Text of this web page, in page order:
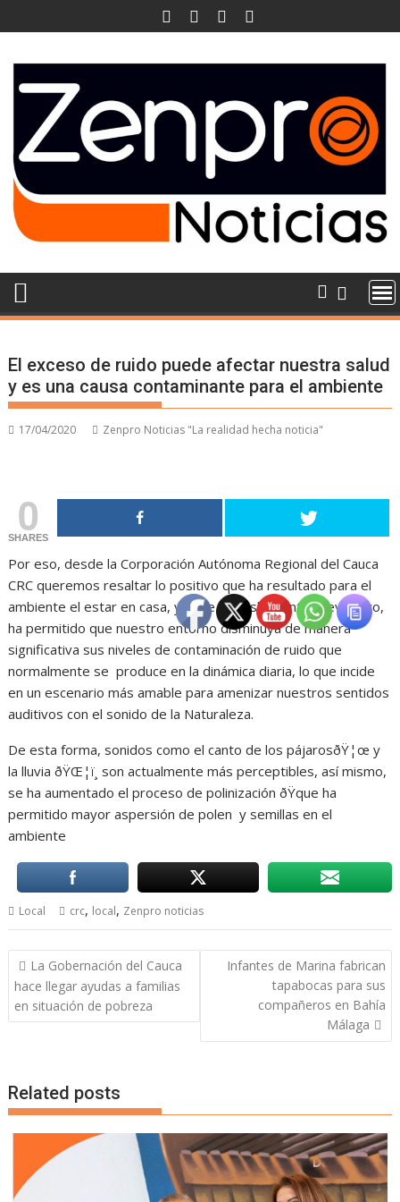
to
El exceso de ruido puede afectar nuestra salud
y es una causa contaminante para el ambiente
17/04/2020 Zenpro Noticias "La realidad hecha noticia"
0
SHARES
Por eso, desde la Corporación Autónoma Regional del Cauca
CRC queremos resaltar lo positivo que ha resultado para el
ambiente el estar en casa, ya que el aislamiento preventivo,
ha permitido que nuestro entorno disminuya de manera
significativa sus niveles de contaminación de ruido que
normalmente se produce en la dinámica diaria, lo que incide
en un escenario más amable para amenizar nuestros sentidos
auditivos con el sonido de la Naturaleza.
De esta forma, sonidos como el canto de los pájarosðŸ¦œ y
la lluvia ðŸŒ¦ï¸ son actualmente más perceptibles, así mismo,
se ha aumentado el proceso de polinización ðŸque ha
permitido mayor aspersión de polen y semillas en el
ambiente
Local crc, local, Zenpro noticias
Navegación
de
entradas
La Gobernación del Cauca
hace llegar ayudas a familias
en situación de pobreza
Infantes de Marina fabrican
tapabocas para sus
compañeros en Bahía
Málaga
Related posts